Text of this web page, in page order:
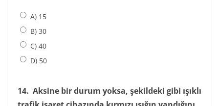
A) 15
B) 30
C) 40
D) 50
14. Aksine bir durum yoksa, şekildeki gibi ışıklı